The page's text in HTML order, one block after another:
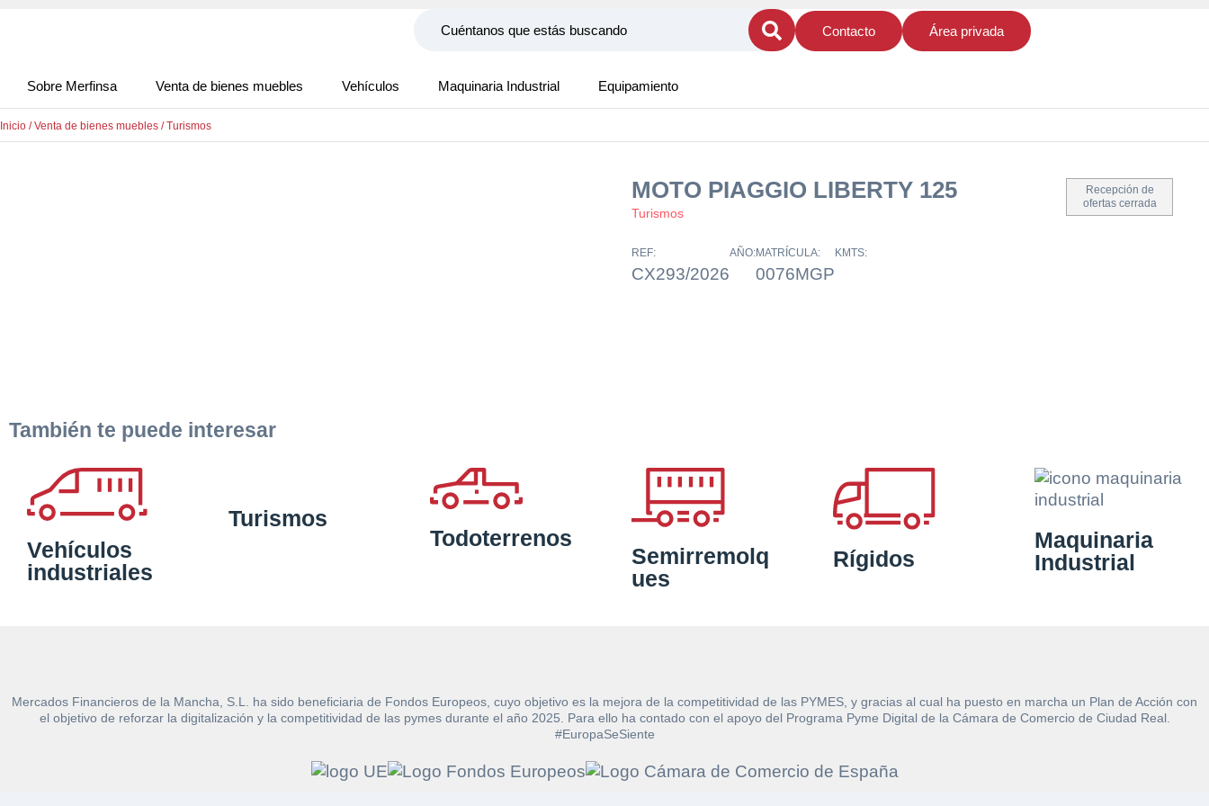
Contacto Área privada
Sobre Merfinsa Venta de bienes muebles Vehículos Maquinaria Industrial Equipamiento
Inicio /Venta de bienes muebles /Turismos
MOTO PIAGGIO LIBERTY 125
Turismos
Recepción de
ofertas cerrada
REF:
CX293/2026
AÑO:MATRÍCULA:
0076MGP
KMTS:
También te puede interesar
Vehículos
industriales
Turismos
Todoterrenos
Semirremolq
ues
Rígidos
Maquinaria
Industrial
Mercados Financieros de la Mancha, S.L. ha sido beneficiaria de Fondos Europeos, cuyo objetivo es la mejora de la competitividad de las PYMES, y gracias al cual ha puesto en marcha un Plan de Acción con
el objetivo de reforzar la digitalización y la competitividad de las pymes durante el año 2025. Para ello ha contado con el apoyo del Programa Pyme Digital de la Cámara de Comercio de Ciudad Real.
#EuropaSeSiente